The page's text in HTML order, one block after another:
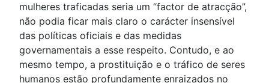
mulheres traficadas seria um “factor de atracção”,
não podia ficar mais claro o carácter insensível
das políticas oficiais e das medidas
governamentais a esse respeito. Contudo, e ao
mesmo tempo, a prostituição e o tráfico de seres
humanos estão profundamente enraizados no